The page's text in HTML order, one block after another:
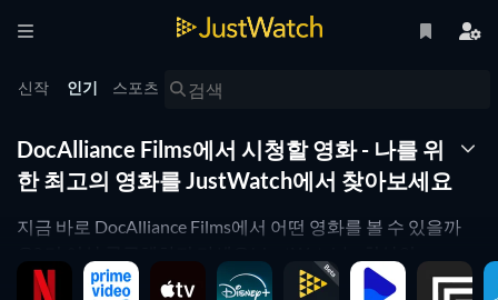
신작 인기 스포츠
DocAlliance Films에서 시청할 영화 - 나를 위
한 최고의 영화를 JustWatch에서 찾아보세요
지금 바로 DocAlliance Films에서 어떤 영화를 볼 수 있을까
DocAlliance Films 영화 목록을 제공합니다. 영화를 인기순으